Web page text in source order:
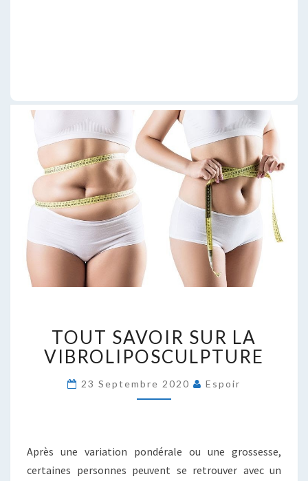
SAVOIR
SUR
LA
VIBROLIPOSCULPTURE
TOUT SAVOIR SUR LA
VIBROLIPOSCULPTURE
23 Septembre 2020 Espoir
Après une variation pondérale ou une grossesse,
certaines personnes peuvent se retrouver avec un